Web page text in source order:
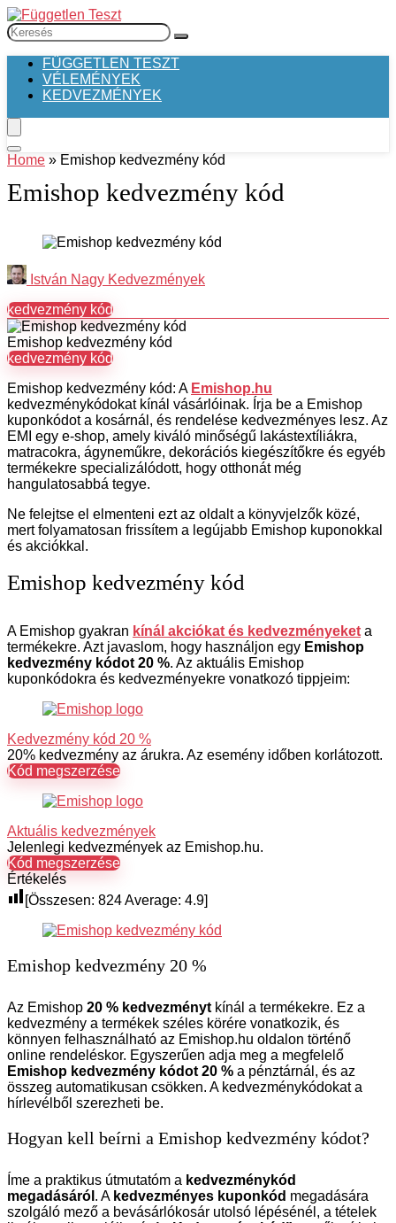
FÜGGETLEN TESZT
VÉLEMÉNYEK
KEDVEZMÉNYEK
Home » Emishop kedvezmény kód
Emishop kedvezmény kód
István Nagy Kedvezmények
kedvezmény kód
Emishop kedvezmény kód
kedvezmény kód
Emishop kedvezmény kód: A Emishop.hu
kedvezménykódokat kínál vásárlóinak. Írja be a Emishop
kuponkódot a kosárnál, és rendelése kedvezményes lesz. Az
EMI egy e-shop, amely kiváló minőségű lakástextíliákra,
matracokra, ágyneműkre, dekorációs kiegészítőkre és egyéb
termékekre specializálódott, hogy otthonát még
hangulatosabbá tegye.
Ne felejtse el elmenteni ezt az oldalt a könyvjelzők közé,
mert folyamatosan frissítem a legújabb Emishop kuponokkal
és akciókkal.
Emishop kedvezmény kód
A Emishop gyakran kínál akciókat és kedvezményeket a
termékekre. Azt javaslom, hogy használjon egy Emishop
kedvezmény kódot 20 %. Az aktuális Emishop
kuponkódokra és kedvezményekre vonatkozó tippjeim:
Kedvezmény kód 20 %
20% kedvezmény az árukra. Az esemény időben korlátozott.
Kód megszerzése
Aktuális kedvezmények
Jelenlegi kedvezmények az Emishop.hu.
Kód megszerzése
Értékelés
[Összesen: 824Average: 4.9]
Emishop kedvezmény 20 %
Az Emishop 20 % kedvezményt kínál a termékekre. Ez a
kedvezmény a termékek széles körére vonatkozik, és
könnyen felhasználható az Emishop.hu oldalon történő
online rendeléskor. Egyszerűen adja meg a megfelelő
Emishop kedvezmény kódot 20 % a pénztárnál, és az
összeg automatikusan csökken. A kedvezménykódokat a
hírlevélből szerezheti be.
Hogyan kell beírni a Emishop kedvezmény kódot?
Íme a praktikus útmutatóm a kedvezménykód
megadásáról . A kedvezményes kuponkód megadására
szolgáló mező a bevásárlókosár utolsó lépésénél, a tételek